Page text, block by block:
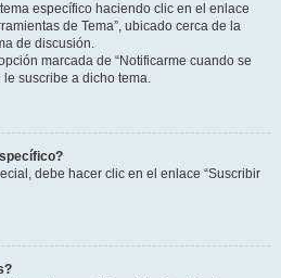
específico haciendo clic en el enlace
de Tema”, ubicado cerca de la
de discusión.
marcada de “Notificarme cuando se
suscribe a dicho tema.
debe hacer clic en el enlace “Suscribir